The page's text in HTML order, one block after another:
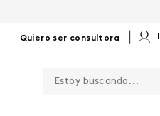
Quiero ser consultora